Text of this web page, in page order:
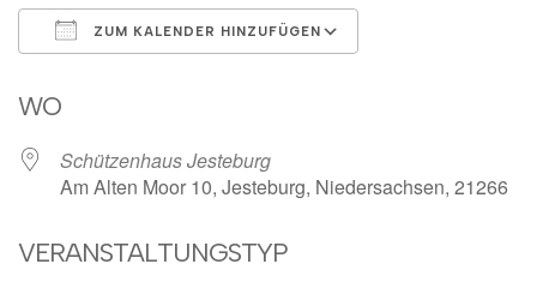
ZUM KALENDER HINZUFÜGEN
WO
Schützenhaus Jesteburg
Am Alten Moor 10, Jesteburg, Niedersachsen, 21266
VERANSTALTUNGSTYP